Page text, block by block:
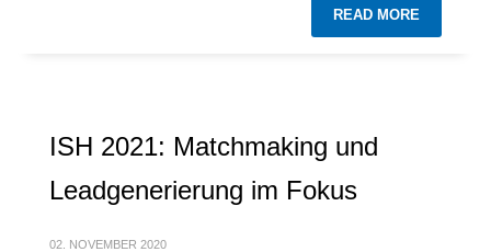
READ MORE
ISH 2021: Matchmaking und
Leadgenerierung im Fokus
02. NOVEMBER 2020